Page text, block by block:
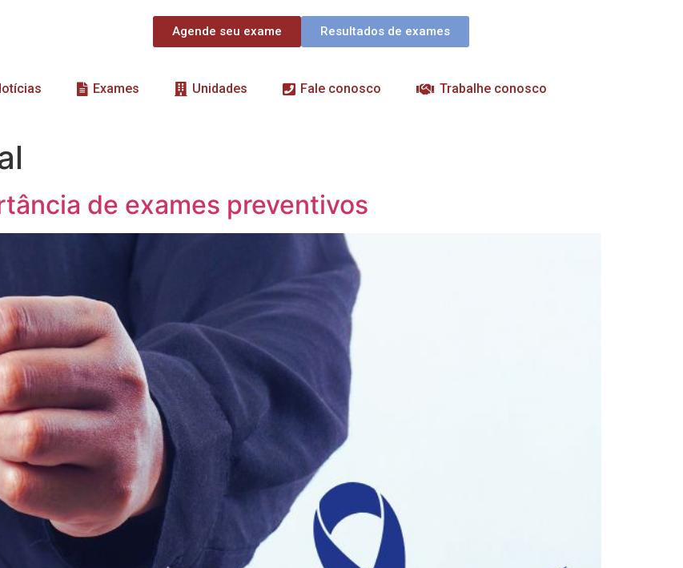
Agende seu exame Resultados de exames
Exames Unidades Fale conosco Trabalhe conosco
de exames preventivos